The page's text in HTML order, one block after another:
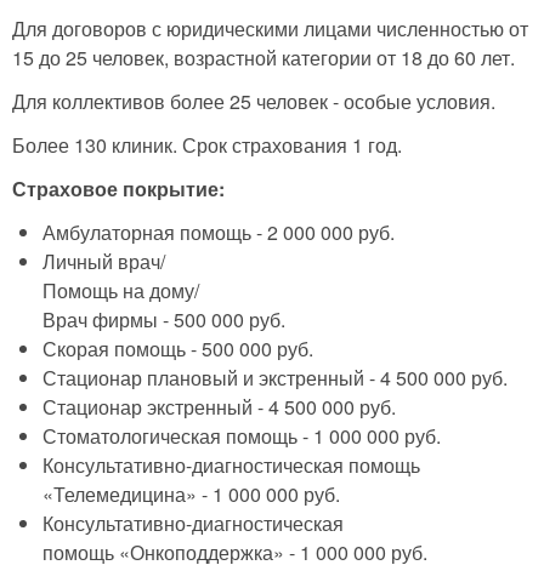
Для договоров с юридическими лицами численностью от
15 до 25 человек, возрастной категории от 18 до 60 лет.
Для коллективов более 25 человек - особые условия.
Более 130 клиник. Срок страхования 1 год.
Страховое покрытие:
Амбулаторная помощь - 2 000 000 руб.
Личный врач/
Помощь на дому/
Врач фирмы - 500 000 руб.
Скорая помощь - 500 000 руб.
Стационар плановый и экстренный - 4 500 000 руб.
Стационар экстренный - 4 500 000 руб.
Стоматологическая помощь - 1 000 000 руб.
Консультативно-диагностическая помощь
«Телемедицина» - 1 000 000 руб.
Консультативно-диагностическая
помощь «Онкоподдержка» - 1 000 000 руб.